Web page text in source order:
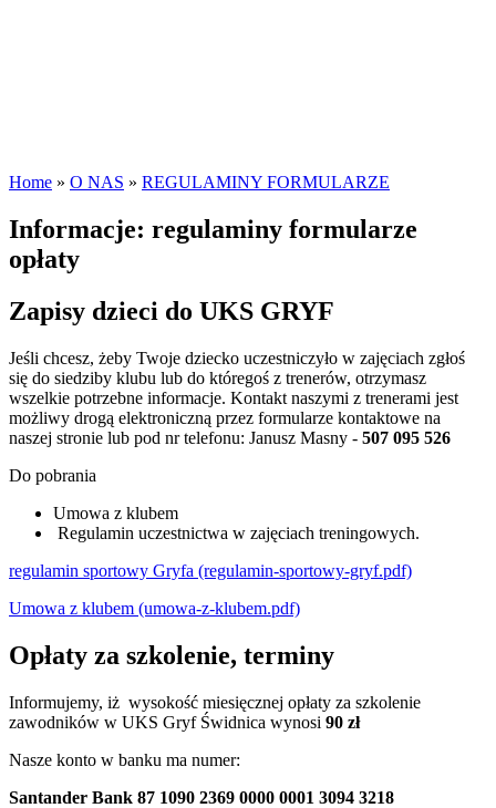
Home » O NAS » REGULAMINY FORMULARZE
Informacje: regulaminy formularze
opłaty
Zapisy dzieci do UKS GRYF
Jeśli chcesz, żeby Twoje dziecko uczestniczyło w zajęciach zgłoś
się do siedziby klubu lub do któregoś z trenerów, otrzymasz
wszelkie potrzebne informacje. Kontakt naszymi z trenerami jest
możliwy drogą elektroniczną przez formularze kontaktowe na
naszej stronie lub pod nr telefonu: Janusz Masny - 507 095 526
Do pobrania
Umowa z klubem
Regulamin uczestnictwa w zajęciach treningowych.
regulamin sportowy Gryfa (regulamin-sportowy-gryf.pdf)
Umowa z klubem (umowa-z-klubem.pdf)
Opłaty za szkolenie, terminy
Informujemy, iż wysokość miesięcznej opłaty za szkolenie
zawodników w UKS Gryf Świdnica wynosi 90 zł
Nasze konto w banku ma numer:
Santander Bank 87 1090 2369 0000 0001 3094 3218